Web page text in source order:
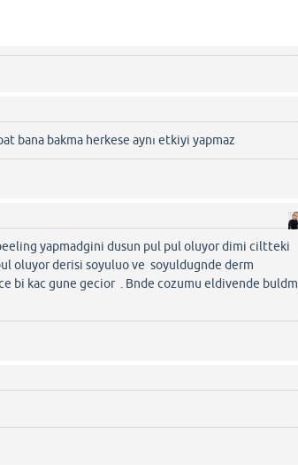
bana bakma herkese aynı etkiyi yapmaz
yapmadgini dusun pul pul oluyor dimi ciltteki
oluyor derisi soyuluo ve soyuldugnde derm
bi kac gune gecior . Bnde cozumu eldivende buldm